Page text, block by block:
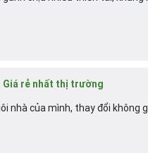
Giá rẻ nhất thị trường
nhà của mình, thay đổi không